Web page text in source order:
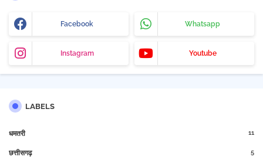
Facebook Whatsapp
Instagram Youtube
LABELS
धमतरी 11
छत्तीसगढ़ 5